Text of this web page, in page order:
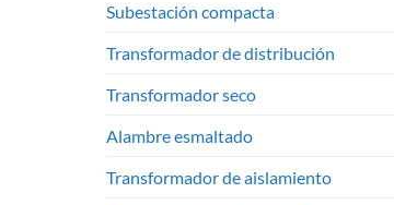
Subestación compacta
Transformador de distribución
Transformador seco
Alambre esmaltado
Transformador de aislamiento